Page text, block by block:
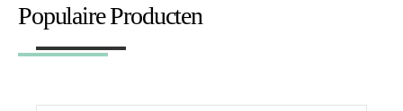
Populaire Producten